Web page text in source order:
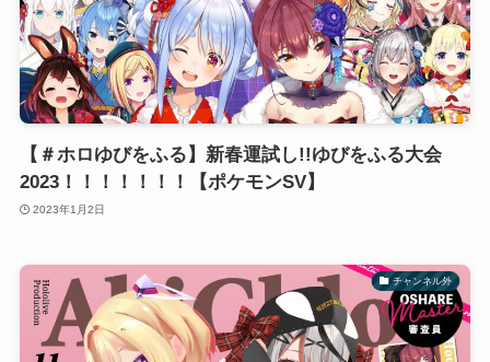
【＃ホロゆびをふる】新春運試し!!ゆびをふる大会
2023！！！！！！！【ポケモンSV】
2023年1月2日
チャンネル外